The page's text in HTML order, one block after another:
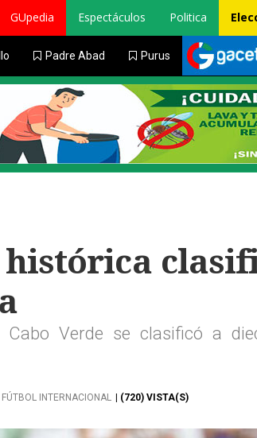
GUpedia Espectáculos Politica
Padre Abad Purus
histórica
Verde se clasificó a
FÚTBOL INTERNACIONAL | (720) VISTA(S)